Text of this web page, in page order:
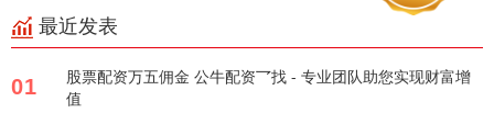
最近发表
01
股票配资万五佣金 公牛配资乛找 - 专业团队助您实现财富增
值